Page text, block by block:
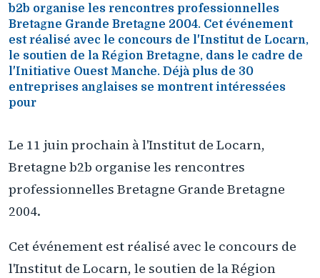
b2b organise les rencontres professionnelles
Bretagne Grande Bretagne 2004. Cet événement
est réalisé avec le concours de l'Institut de Locarn,
le soutien de la Région Bretagne, dans le cadre de
l'Initiative Ouest Manche. Déjà plus de 30
entreprises anglaises se montrent intéressées
pour
Le 11 juin prochain à l'Institut de Locarn,
Bretagne b2b organise les rencontres
professionnelles Bretagne Grande Bretagne
2004.
Cet événement est réalisé avec le concours de
l'Institut de Locarn, le soutien de la Région